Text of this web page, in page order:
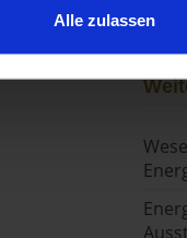
Alle zulassen